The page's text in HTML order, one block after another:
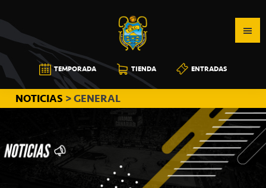
a
la
navegación
principal
al
contenido
principal
a
la
barra
lateral
principal
CB
CANARIAS
TEMPORADA TIENDA ENTRADAS
NOTICIAS > GENERAL